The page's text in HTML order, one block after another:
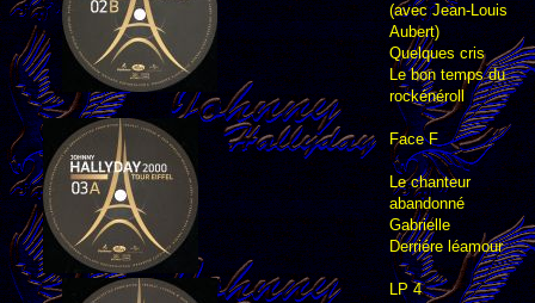
(avec Jean-Louis
Aubert)
Quelques cris
Le bon temps du
rockénéroll
Face F
Le chanteur
abandonné
Gabrielle
Derriére léamour
LP 4